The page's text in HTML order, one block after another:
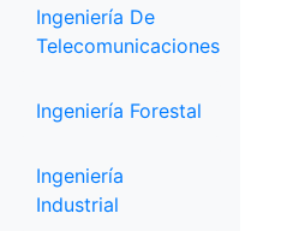
Ingeniería De
Telecomunicaciones
Ingeniería Forestal
Ingeniería
Industrial